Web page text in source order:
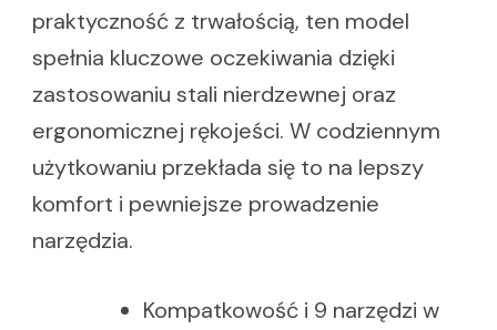
praktyczność z trwałością, ten model
spełnia kluczowe oczekiwania dzięki
zastosowaniu stali nierdzewnej oraz
ergonomicznej rękojeści. W codziennym
użytkowaniu przekłada się to na lepszy
komfort i pewniejsze prowadzenie
narzędzia.
Kompatkowość i 9 narzędzi w